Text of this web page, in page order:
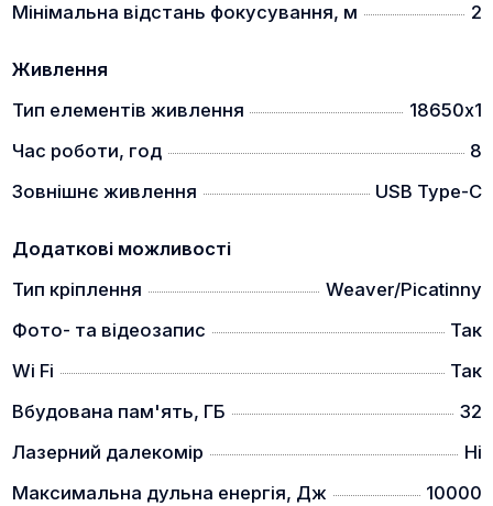
ФОТО- ТА ВІДЕОЗАПИС
зафільмувати цінні моменти.
З'ЄДНАННЯ ЗІ СМАРТФОНОМ
прилад зі смартфоном на базі iOS або Android
через модуль WiFi.
Мінімальна відстань фокусування, м
2
Живлення
Тип елементів живлення
18650х1
Час роботи, год
8
Зовнішнє живлення
USB Type-C
Додаткові можливості
Тип кріплення
Weaver/Picatinny
Фото- та відеозапис
Так
Wi Fi
Так
Вбудована пам'ять, ГБ
32
Лазерний далекомір
Ні
Максимальна дульна енергія, Дж
10000